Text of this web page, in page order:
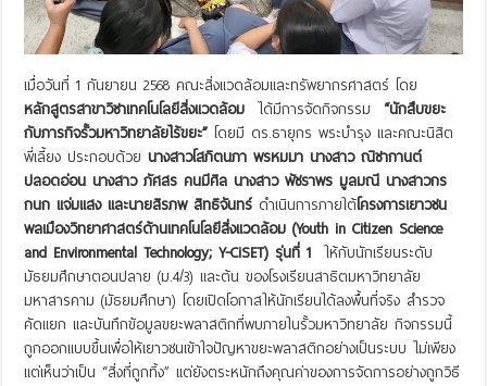
เมื่อวันที่ 1 กันยายน 2568 คณะสิ่งแวดล้อมและทรัพยากรศาสตร์ โดย
หลักสูตรสาขาวิชาเทคโนโลยีสิ่งแวดล้อม ได้มีการจัดกิจกรรม “นักสืบขยะ
กับภารกิจรั้วมหาวิทยาลัยไร้ขยะ” โดยมี ดร.ธายุกร พระบำรุง และคณะนิสิต
พี่เลี้ยง ประกอบด้วยนางสาวโสภิตนภา พรหมมา นางสาว ณิชากานต์
ปลอดอ่อน นางสาว ภัศสร คนมีศิล นางสาว พัชราพร มูลมณี นางสาวกร
กนก แจ่มแสง และนายสิรภพ สิทธิจันทร์ดำเนินการภายใต้โครงการเยาวชน
พลเมืองวิทยาศาสตร์ด้านเทคโนโลยีสิ่งแวดล้อม (Youth in Citizen Science
and Environmental Technology; Y-CiSET) รุ่นที่ 1 ให้กับนักเรียนระดับ
มัธยมศึกษาตอนปลาย (ม.4/3) และต้น ของโรงเรียนสาธิตมหาวิทยาลัย
มหาสารคาม (มัธยมศึกษา) โดยเปิดโอกาสให้นักเรียนได้ลงพื้นที่จริง สำรวจ
คัดแยก และบันทึกข้อมูลขยะพลาสติกที่พบภายในรั้วมหาวิทยาลัย กิจกรรมนี้
ถูกออกแบบขึ้นเพื่อให้เยาวชนเข้าใจปัญหาขยะพลาสติกอย่างเป็นระบบ ไม่เพียง
แต่เห็นว่าเป็น “สิ่งที่ถูกทิ้ง” แต่ยังตระหนักถึงคุณค่าของการจัดการอย่างถูกวิธี